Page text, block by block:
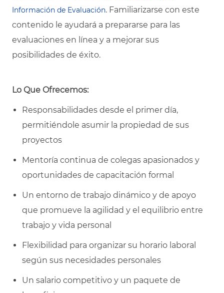
Información de Evaluación. Familiarizarse con este
contenido le ayudará a prepararse para las
evaluaciones en línea y a mejorar sus
posibilidades de éxito.
Lo Que Ofrecemos:
Responsabilidades desde el primer día,
permitiéndole asumir la propiedad de sus
proyectos
Mentoría continua de colegas apasionados y
oportunidades de capacitación formal
Un entorno de trabajo dinámico y de apoyo
que promueve la agilidad y el equilibrio entre
trabajo y vida personal
Flexibilidad para organizar su horario laboral
según sus necesidades personales
Un salario competitivo y un paquete de